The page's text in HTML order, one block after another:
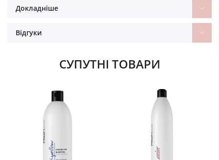
Докладніше
Відгуки
СУПУТНІ ТОВАРИ